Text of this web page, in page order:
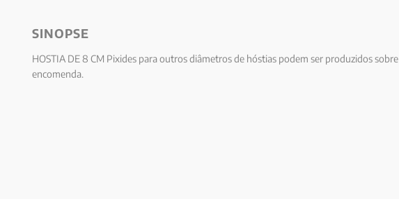
SINOPSE
HOSTIA DE 8 CM Pixides para outros diâmetros de hóstias podem ser produzidos sobre
encomenda.